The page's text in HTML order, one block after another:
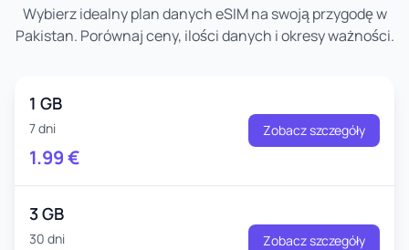
Wybierz idealny plan danych eSIM na swoją przygodę w
Pakistan. Porównaj ceny, ilości danych i okresy ważności.
1 GB
7 dni
1.99€
Zobacz szczegóły
3 GB
30 dni Zobacz szczegóły